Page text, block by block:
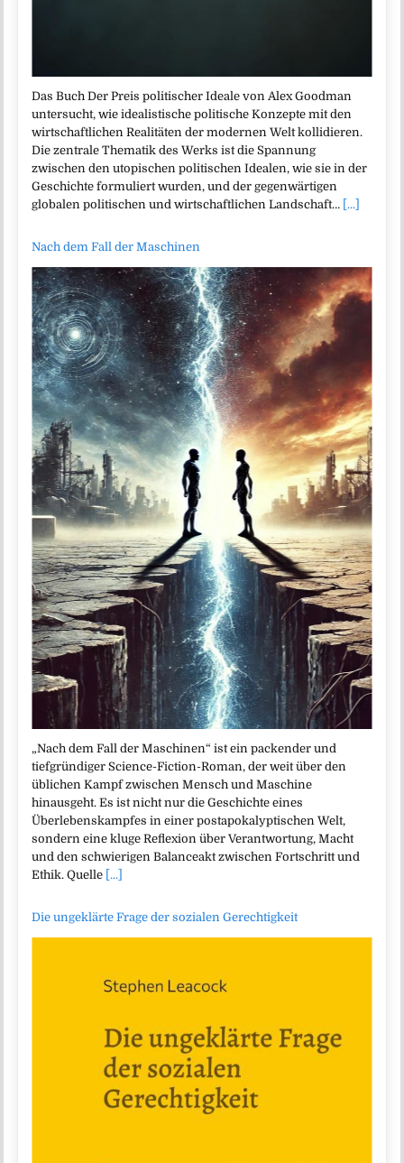
Das Buch Der Preis politischer Ideale von Alex Goodman
untersucht, wie idealistische politische Konzepte mit den
wirtschaftlichen Realitäten der modernen Welt kollidieren.
Die zentrale Thematik des Werks ist die Spannung
zwischen den utopischen politischen Idealen, wie sie in der
Geschichte formuliert wurden, und der gegenwärtigen
globalen politischen und wirtschaftlichen Landschaft… [...]
Nach dem Fall der Maschinen
„Nach dem Fall der Maschinen“ ist ein packender und
tiefgründiger Science-Fiction-Roman, der weit über den
üblichen Kampf zwischen Mensch und Maschine
hinausgeht. Es ist nicht nur die Geschichte eines
Überlebenskampfes in einer postapokalyptischen Welt,
sondern eine kluge Reflexion über Verantwortung, Macht
und den schwierigen Balanceakt zwischen Fortschritt und
Ethik. Quelle [...]
Die ungeklärte Frage der sozialen Gerechtigkeit